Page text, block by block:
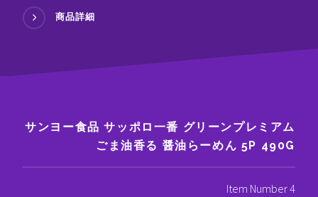
商品詳細
サンヨー食品 サッポロ一番 グリーンプレミアム
ごま油香る 醤油らーめん 5P 490G
Item Number 4